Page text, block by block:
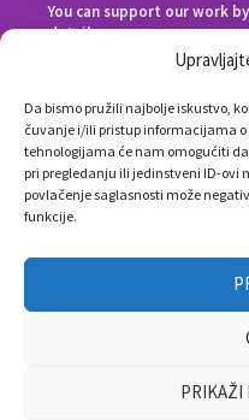
Da bismo pružili najbolje iskustvo,
čuvanje i/ili pristup informacijama o
tehnologijama će nam omogućiti
pri pregledanju ili jedinstveni ID-ovi
povlačenje saglasnosti može
funkcije.
PRIKAŽI
You can support our work
details:
Beneficiary bank:
Zmaja od Bosne 88, 71000
End beneficiary: Društvo
71000 Sarajevo, Bosnia and
IBAN:
SWIFT: RZBABA2S
Please note the payment
Thank you!